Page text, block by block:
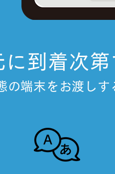
到着次
の端末をお渡し